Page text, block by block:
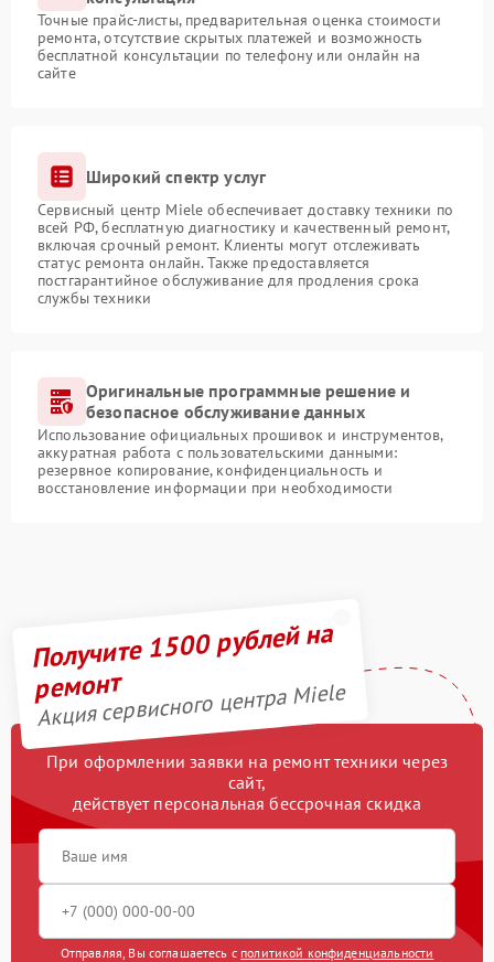
Точные прайс-листы, предварительная оценка стоимости
ремонта, отсутствие скрытых платежей и возможность
бесплатной консультации по телефону или онлайн на
сайте
Широкий спектр услуг
Сервисный центр Miele обеспечивает доставку техники по
всей РФ, бесплатную диагностику и качественный ремонт,
включая срочный ремонт. Клиенты могут отслеживать
статус ремонта онлайн. Также предоставляется
постгарантийное обслуживание для продления срока
службы техники
Оригинальные программные решение и
безопасное обслуживание данных
Использование официальных прошивок и инструментов,
аккуратная работа с пользовательскими данными:
резервное копирование, конфиденциальность и
восстановление информации при необходимости
Получите 1500 рублей на
ремонт
Акция сервисного центра Miele
При оформлении заявки на ремонт техники через
сайт,
действует персональная бессрочная скидка
Отправляя, Вы соглашаетесь с политикой конфиденциальности